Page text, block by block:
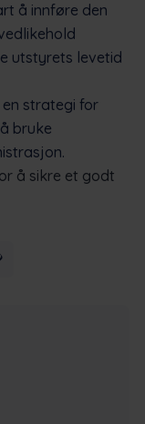
å innføre den
utstyrets levetid
strategi for
bruke
å sikre et godt